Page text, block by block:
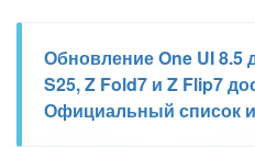
Обновление One UI 8.5
S25, Z Fold7 и Z Flip7
Официальный список